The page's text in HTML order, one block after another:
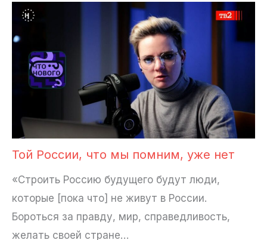
Той России, что мы помним, уже нет
«Строить Россию будущего будут люди,
которые [пока что] не живут в России.
Бороться за правду, мир, справедливость,
желать своей стране…